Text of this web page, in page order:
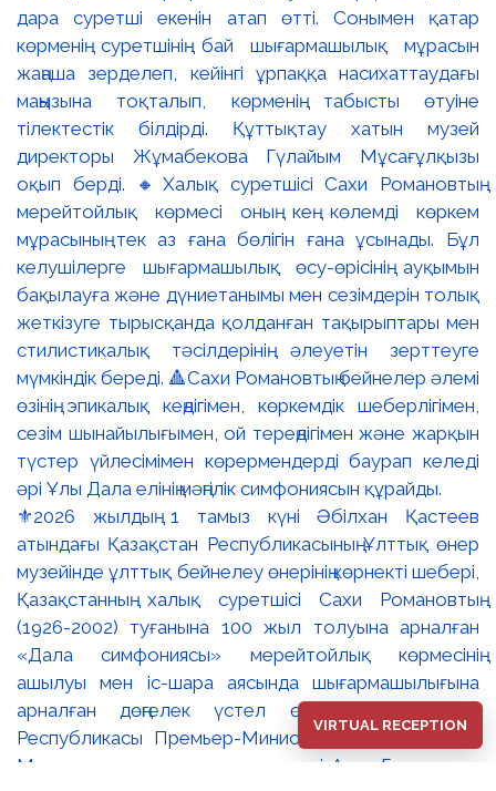
⚜️2026 жылдың 1 тамыз күні Әбілхан Қастеев
атындағы Қазақстан Республикасының Ұлттық өнер
музейінде ұлттық бейнелеу өнерінің көрнекті шебері,
Қазақстанның халық суретшісі Сахи Романовтың
(1926-2002) туғанына 100 жыл толуына арналған
«Дала симфониясы» мерейтойлық көрмесінің
ашылуы мен іс-шара аясында шығармашылығына
арналған дөңгелек үстел өтті. 🔹Қазақстан
Республикасы Премьер-Министрінің орынбасары –
Мәдениет және ақпарат министрі Аида Ғалымқызы
VIRTUAL RECEPTION